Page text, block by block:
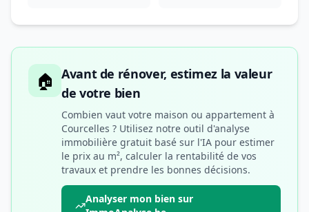
🏠 Avant de rénover, estimez la valeur
de votre bien
Combien vaut votre maison ou appartement à
Courcelles ? Utilisez notre outil d'analyse
immobilière gratuit basé sur l'IA pour estimer
le prix au m², calculer la rentabilité de vos
travaux et prendre les bonnes décisions.
Analyser mon bien sur